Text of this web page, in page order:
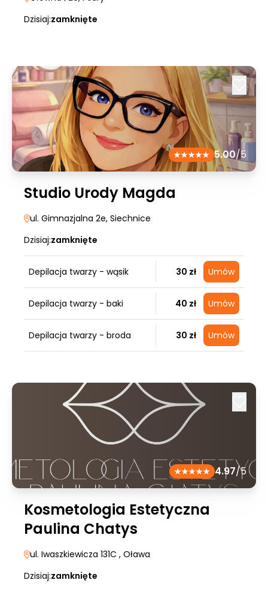
Dzisiaj:zamknięte
5.00/5
Studio Urody Magda
ul. Gimnazjalna 2e, Siechnice
Dzisiaj:zamknięte
Depilacja twarzy - wąsik 30 zł Umów
Depilacja twarzy - baki 40 zł Umów
Depilacja twarzy - broda 30 zł Umów
4.97/5
Kosmetologia Estetyczna
Paulina Chatys
ul. Iwaszkiewicza 131C , Oława
Dzisiaj:zamknięte